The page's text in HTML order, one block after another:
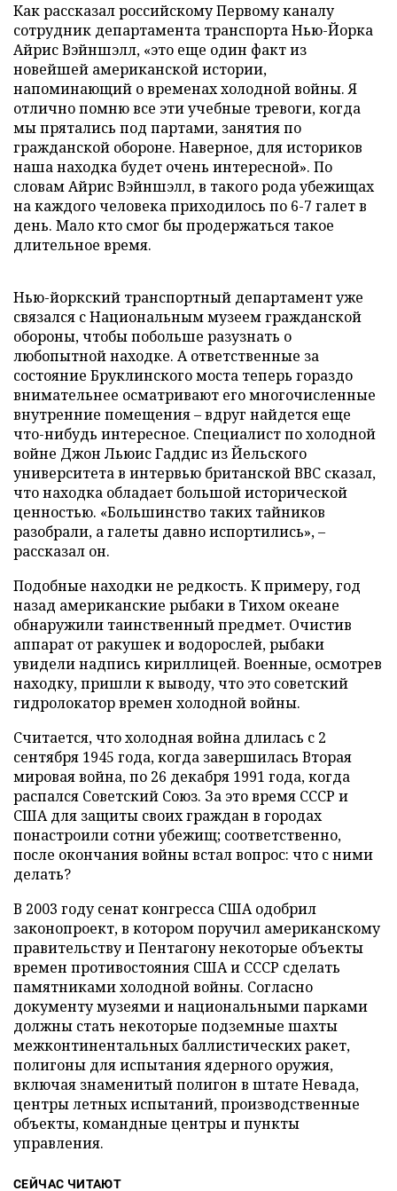
Как рассказал российскому Первому каналу
сотрудник департамента транспорта Нью-Йорка
Айрис Вэйншэлл, «это еще один факт из
новейшей американской истории,
напоминающий о временах холодной войны. Я
отлично помню все эти учебные тревоги, когда
мы прятались под партами, занятия по
гражданской обороне. Наверное, для историков
наша находка будет очень интересной». По
словам Айрис Вэйншэлл, в такого рода убежищах
на каждого человека приходилось по 6-7 галет в
день. Мало кто смог бы продержаться такое
длительное время.
Нью-йоркский транспортный департамент уже
связался с Национальным музеем гражданской
обороны, чтобы побольше разузнать о
любопытной находке. А ответственные за
состояние Бруклинского моста теперь гораздо
внимательнее осматривают его многочисленные
внутренние помещения – вдруг найдется еще
что-нибудь интересное. Специалист по холодной
войне Джон Льюис Гаддис из Йельского
университета в интервью британской ВВС сказал,
что находка обладает большой исторической
ценностью. «Большинство таких тайников
разобрали, а галеты давно испортились», –
рассказал он.
Подобные находки не редкость. К примеру, год
назад американские рыбаки в Тихом океане
обнаружили таинственный предмет. Очистив
аппарат от ракушек и водорослей, рыбаки
увидели надпись кириллицей. Военные, осмотрев
находку, пришли к выводу, что это советский
гидролокатор времен холодной войны.
Считается, что холодная война длилась с 2
сентября 1945 года, когда завершилась Вторая
мировая война, по 26 декабря 1991 года, когда
распался Советский Союз. За это время СССР и
США для защиты своих граждан в городах
понастроили сотни убежищ; соответственно,
после окончания войны встал вопрос: что с ними
делать?
В 2003 году сенат конгресса США одобрил
законопроект, в котором поручил американскому
правительству и Пентагону некоторые объекты
времен противостояния США и СССР сделать
памятниками холодной войны. Согласно
документу музеями и национальными парками
должны стать некоторые подземные шахты
межконтинентальных баллистических ракет,
полигоны для испытания ядерного оружия,
включая знаменитый полигон в штате Невада,
центры летных испытаний, производственные
объекты, командные центры и пункты
управления.
СЕЙЧАС ЧИТАЮТ